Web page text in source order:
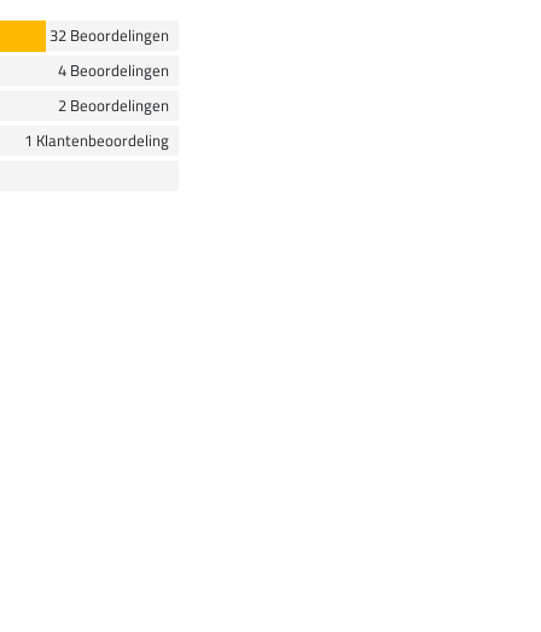
32 Beoordelingen
4 Beoordelingen
2 Beoordelingen
1 Klantenbeoordeling